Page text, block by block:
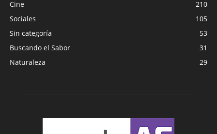
Cine
210
Sociales
105
Sin categoría
53
Buscando el Sabor
31
Naturaleza
29